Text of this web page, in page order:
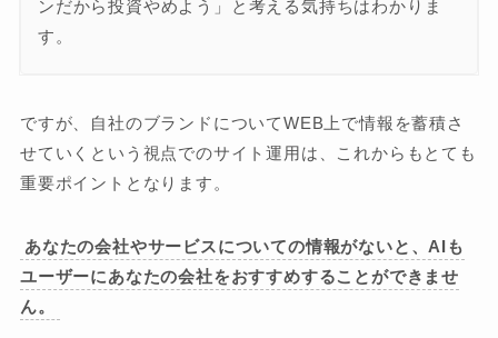
ンだから投資やめよう」と考える気持ちはわかりま
す。
ですが、自社のブランドについてWEB上で情報を蓄積さ
せていくという視点でのサイト運用は、これからもとても
重要ポイントとなります。
あなたの会社やサービスについての情報がないと、AIも
ユーザーにあなたの会社をおすすめすることができませ
ん。